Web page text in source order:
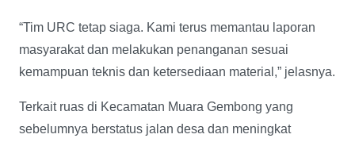
“Tim URC tetap siaga. Kami terus memantau laporan
masyarakat dan melakukan penanganan sesuai
kemampuan teknis dan ketersediaan material,” jelasnya.
Terkait ruas di Kecamatan Muara Gembong yang
sebelumnya berstatus jalan desa dan meningkat